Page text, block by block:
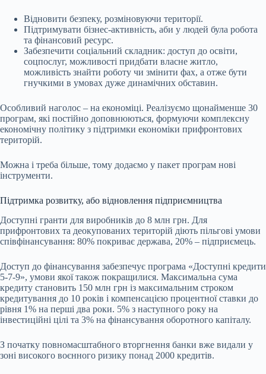
Відновити безпеку, розміновуючи території.
Підтримувати бізнес-активність, аби у людей була робота
та фінансовий ресурс.
Забезпечити соціальний складник: доступ до освіти,
соцпослуг, можливості придбати власне житло,
можливість знайти роботу чи змінити фах, а отже бути
гнучкими в умовах дуже динамічних обставин.
Особливий наголос – на економіці. Реалізуємо щонайменше 30
програм, які постійно доповнюються, формуючи комплексну
економічну політику з підтримки економіки прифронтових
територій.
Можна і треба більше, тому додаємо у пакет програм нові
інструменти.
Підтримка розвитку, або відновлення підприємництва
Доступні гранти для виробників до 8 млн грн. Для
прифронтових та деокупованих територій діють пільгові умови
співфінансування: 80% покриває держава, 20% – підприємець.
Доступ до фінансування забезпечує програма «Доступні кредити
5-7-9», умови якої також покращилися. Максимальна сума
кредиту становить 150 млн грн із максимальним строком
кредитування до 10 років і компенсацією процентної ставки до
рівня 1% на перші два роки. 5% з наступного року на
інвестиційні цілі та 3% на фінансування оборотного капіталу.
З початку повномасштабного вторгнення банки вже видали у
зоні високого воєнного ризику понад 2000 кредитів.